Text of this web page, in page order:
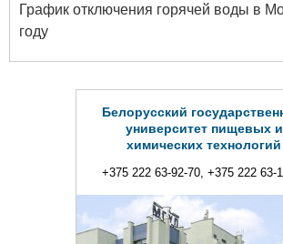
График отключения горячей воды в
году
Белорусский
университет пищевых и
химических технологий
+375 222 63-92-70, +375 222 63-